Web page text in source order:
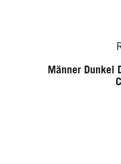
Männer Dunkel